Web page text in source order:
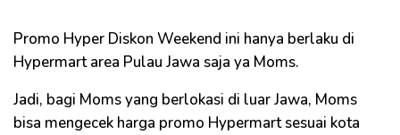
Promo Hyper Diskon Weekend ini hanya berlaku di
Hypermart area Pulau Jawa saja ya Moms.
Jadi, bagi Moms yang berlokasi di luar Jawa, Moms
bisa mengecek harga promo Hypermart sesuai kota